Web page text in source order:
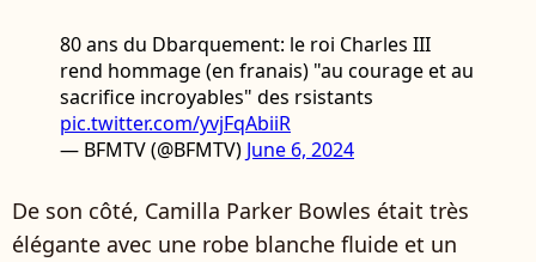
80 ans du Dbarquement: le roi Charles III
rend hommage (en franais) "au courage et au
sacrifice incroyables" des rsistants
pic.twitter.com/yvjFqAbiiR
— BFMTV (@BFMTV) June 6, 2024
De son côté, Camilla Parker Bowles était très
élégante avec une robe blanche fluide et un